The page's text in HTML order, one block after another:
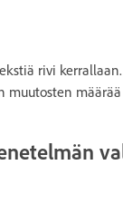
rivi
muutosten